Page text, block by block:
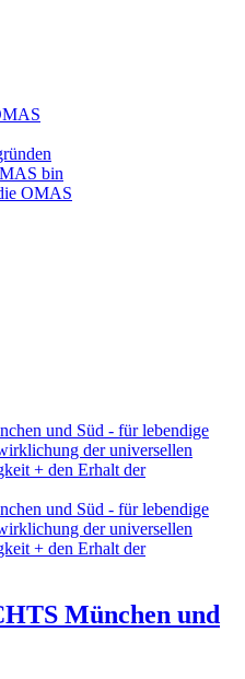
bin
OMAS
München und